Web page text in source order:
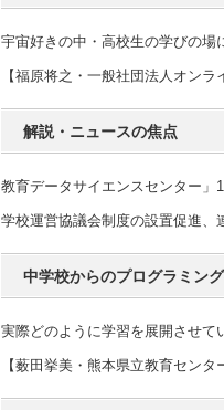
宇宙好きの中・高校生の学びの場
【福原将之・一般社団法人オンラ
解説・ニュースの焦点
教育データサイエンスセンター」
学校運営協議会制度の設置促進、
中学校からのプログラミン
実際どのように学習を展開させて
【薮田挙美・熊本県立教育センタ